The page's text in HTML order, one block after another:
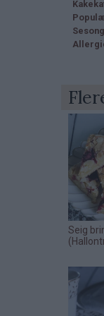
Sesong